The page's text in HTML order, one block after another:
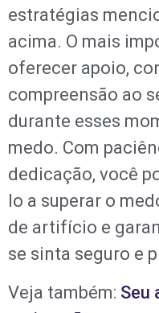
estratégias
acima. O mais
oferecer apoio,
compreensão ao
durante esses
medo. Com
dedicação, você
lo a superar o
de artifício e
se sinta seguro e
Veja também: Seu